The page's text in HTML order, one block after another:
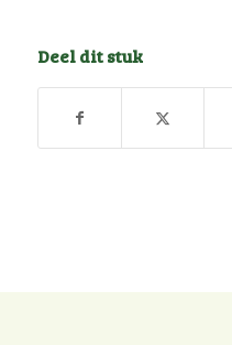
Deel dit stuk